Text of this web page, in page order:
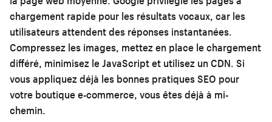
chargement rapide pour les résultats vocaux, car les
utilisateurs attendent des réponses instantanées.
Compressez les images, mettez en place le chargement
différé, minimisez le JavaScript et utilisez un CDN. Si
vous appliquez déjà les bonnes pratiques SEO pour
votre boutique e-commerce, vous êtes déjà à mi-
chemin.